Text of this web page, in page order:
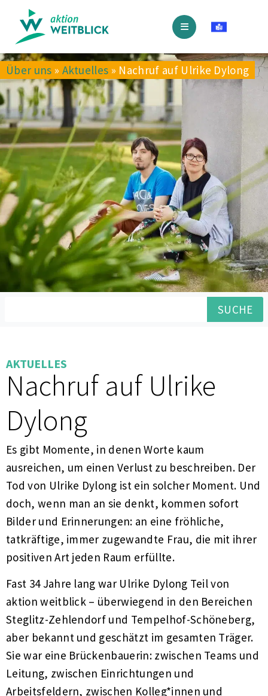
Über uns » Aktuelles » Nachruf auf Ulrike Dylong
SUCHE
AKTUELLES
Nachruf auf Ulrike
Dylong
Es gibt Momente, in denen Worte kaum
ausreichen, um einen Verlust zu beschreiben. Der
Tod von Ulrike Dylong ist ein solcher Moment. Und
doch, wenn man an sie denkt, kommen sofort
Bilder und Erinnerungen: an eine fröhliche,
tatkräftige, immer zugewandte Frau, die mit ihrer
positiven Art jeden Raum erfüllte.
Fast 34 Jahre lang war Ulrike Dylong Teil von
aktion weitblick – überwiegend in den Bereichen
Steglitz-Zehlendorf und Tempelhof-Schöneberg,
aber bekannt und geschätzt im gesamten Träger.
Sie war eine Brückenbauerin: zwischen Teams und
Leitung, zwischen Einrichtungen und
Arbeitsfeldern, zwischen Kolleg*innen und